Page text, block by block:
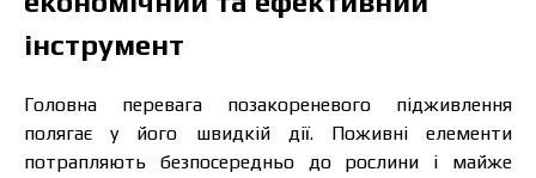
інструмент
Головна перевага позакореневого підживлення
полягає у його швидкій дії. Поживні елементи
потрапляють безпосередньо до рослини і майже